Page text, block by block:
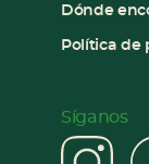
Dónde
Política de
Síganos